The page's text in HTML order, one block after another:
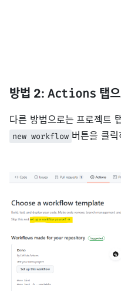
방법 2: Actions 탭
다른 방법으로는 프로젝트
new workflow 버튼을 클